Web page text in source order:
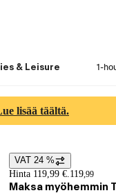
& Leisure 1-
lisää täältä.
Price details
VAT 24 %
Hinta 119,99 €. 119,99
Maksa myöhemmin